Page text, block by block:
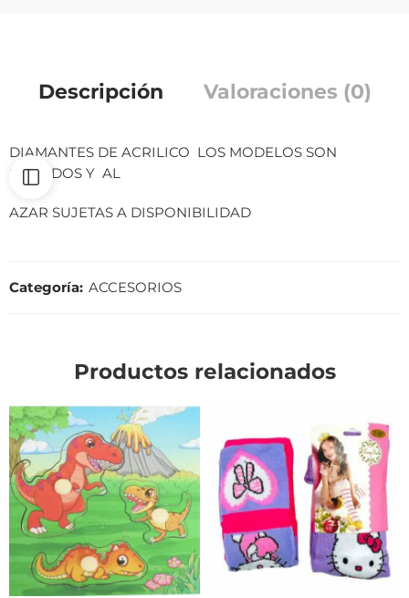
Descripción Valoraciones (0)
DIAMANTES DE ACRILICO LOS MODELOS SON
SURTIDOS Y AL
AZAR SUJETAS A DISPONIBILIDAD
Categoría: ACCESORIOS
Productos relacionados